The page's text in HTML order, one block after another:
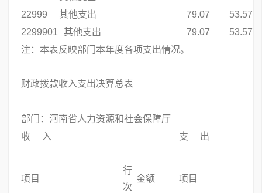
22999
其他支出 79.07
53.57
2299901
其他支出 79.07
53.57
注：本表反映部门本年度各项支出情况。
财政拨款收入支出决算总表
部门：河南省人力资源和社会保障厅
收 入
支 出
项目
行
次
金额 项目